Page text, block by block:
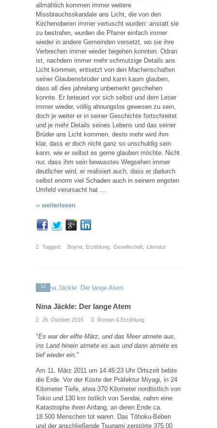
allmählich kommen immer weitere
Missbrauchsskandale ans Licht, die von den
Kirchenoberen immer vertuscht wurden: anstatt sie
zu bestrafen, wurden die Pfarrer einfach immer
wieder in andere Gemeinden versetzt, wo sie ihre
Verbrechen immer wieder begehen konnten. Odran
ist, nachdem immer mehr schmutzige Details ans
Licht kommen, entsetzt von den Machenschaften
seiner Glaubensbrüder und kann kaum glauben,
dass all dies jahrelang unbemerkt geschehen
konnte. Er beteuert vor sich selbst und dem Leser
immer wieder, völlig ahnungslos gewesen zu sein,
doch je weiter er in seiner Geschichte fortschreitet
und je mehr Details seines Lebens und das seiner
Brüder ans Licht kommen, desto mehr wird ihm
klar, dass er doch nicht ganz so unschuldig sein
kann, wie er selbst es gerne glauben möchte. Nicht
nur, dass ihm sein bewusstes Wegsehen immer
deutlicher wird, er realisiert auch, dass er dadurch
selbst enorm viel Schaden auch in seinem engsten
Umfeld verursacht hat …
›› weiterlesen
Tagged: Boyne, Erzählung Gesellschaft Literatur
Nina Jäckle: Der lange Atem
26. Oktober 2015 Roman & Erzählung
"Es war der elfte März, und das Meer atmete aus,
ins Land hinein atmete es aus und dann atmete es
tief wieder ein."
Am 11. März 2011 um 14:46:23 Uhr Ortszeit bebte
die Erde. Vor der Küste der Präfektur Miyagi, in 24
Kilometer Tiefe, etwa 370 Kilometer nordöstlich von
Tokio und 130 km östlich von Sendai, nahm eine
Katastrophe ihren Anfang, an deren Ende ca.
18.500 Menschen tot waren. Das Tōhoku-Beben
und der anschließende Tsunami zerstörte 375.00